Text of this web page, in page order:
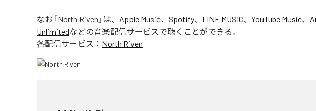
なお「North Riven 」は、 Apple Music、 Spotify、 LINE MUSIC、 YouTube Music、
Unlimitedなどの音楽配信サービスで聴くことができる。
各配信サービス： North Riven